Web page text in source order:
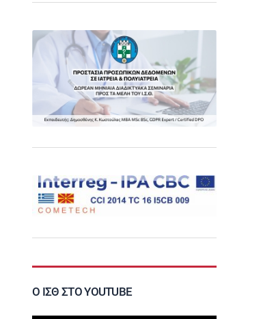
Ο ΙΣΘ ΣΤΟ YOUTUBE